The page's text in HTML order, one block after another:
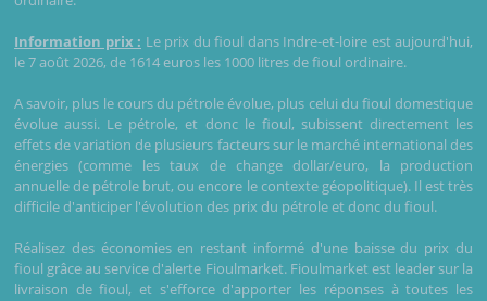
Information prix : Le prix du fioul dans Indre-et-loire est aujourd'hui,
le 7 août 2026, de 1614 euros les 1000 litres de fioul ordinaire.
A savoir, plus le cours du pétrole évolue, plus celui du fioul domestique
évolue aussi. Le pétrole, et donc le fioul, subissent directement les
effets de variation de plusieurs facteurs sur le marché international des
énergies (comme les taux de change dollar/euro, la production
annuelle de pétrole brut, ou encore le contexte géopolitique). Il est très
difficile d'anticiper l'évolution des prix du pétrole et donc du fioul.
Réalisez des économies en restant informé d'une baisse du prix du
fioul grâce au service d'alerte Fioulmarket. Fioulmarket est leader sur la
livraison de fioul, et s'efforce d'apporter les réponses à toutes les